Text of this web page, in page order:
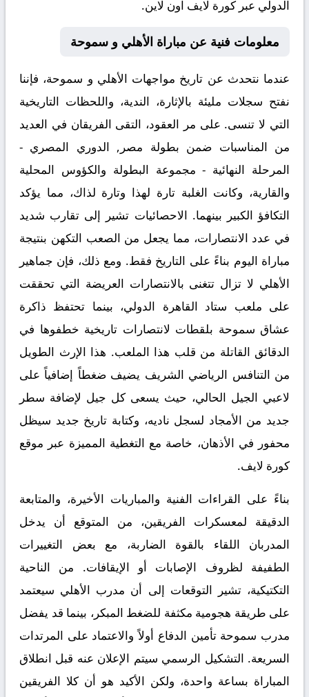
الدولي عبر كورة لايف اون لاين.
معلومات فنية عن مباراة الأهلي و سموحة
عندما نتحدث عن تاريخ مواجهات الأهلي و سموحة، فإننا
نفتح سجلات مليئة بالإثارة، الندية، واللحظات التاريخية
التي لا تنسى. على مر العقود، التقى الفريقان في العديد
من المناسبات ضمن بطولة مصر, الدوري المصري -
المرحلة النهائية - مجموعة البطولة والكؤوس المحلية
والقارية، وكانت الغلبة تارة لهذا وتارة لذاك، مما يؤكد
التكافؤ الكبير بينهما. الاحصائيات تشير إلى تقارب شديد
في عدد الانتصارات، مما يجعل من الصعب التكهن بنتيجة
مباراة اليوم بناءً على التاريخ فقط. ومع ذلك، فإن جماهير
الأهلي لا تزال تتغنى بالانتصارات العريضة التي تحققت
على ملعب ستاد القاهرة الدولي، بينما تحتفظ ذاكرة
عشاق سموحة بلقطات لانتصارات تاريخية خطفوها في
الدقائق القاتلة من قلب هذا الملعب. هذا الإرث الطويل
من التنافس الرياضي الشريف يضيف ضغطاً إضافياً على
لاعبي الجيل الحالي، حيث يسعى كل جيل لإضافة سطر
جديد من الأمجاد لسجل ناديه، وكتابة تاريخ جديد سيظل
محفور في الأذهان، خاصة مع التغطية المميزة عبر موقع
كورة لايف.
بناءً على القراءات الفنية والمباريات الأخيرة، والمتابعة
الدقيقة لمعسكرات الفريقين، من المتوقع أن يدخل
المدربان اللقاء بالقوة الضاربة، مع بعض التغييرات
الطفيفة لظروف الإصابات أو الإيقافات. من الناحية
التكتيكية، تشير التوقعات إلى أن مدرب الأهلي سيعتمد
على طريقة هجومية مكثفة للضغط المبكر، بينما قد يفضل
مدرب سموحة تأمين الدفاع أولاً والاعتماد على المرتدات
السريعة. التشكيل الرسمي سيتم الإعلان عنه قبل انطلاق
المباراة بساعة واحدة، ولكن الأكيد هو أن كلا الفريقين